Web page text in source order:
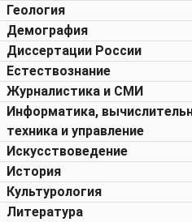
Геология
Демография
Диссертации России
Естествознание
Журналистика и СМИ
Информатика,
техника и управление
Искусствоведение
История
Культурология
Литература